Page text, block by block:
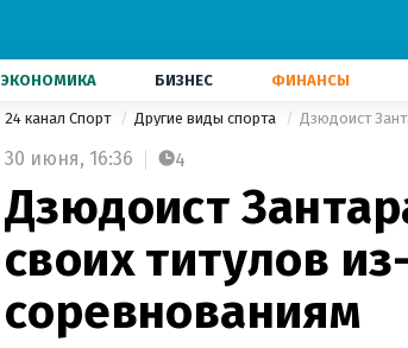
ЭКОНОМИКА БИЗНЕС ФИНАНСЫ
24 канал Спорт Другие виды спорта
30 июня, 16:36 4
Дзюдоист
своих титулов
соревнованиям